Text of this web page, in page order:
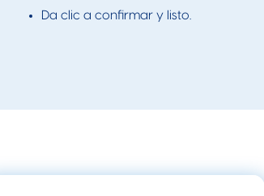
Da clic a confirmar y listo.